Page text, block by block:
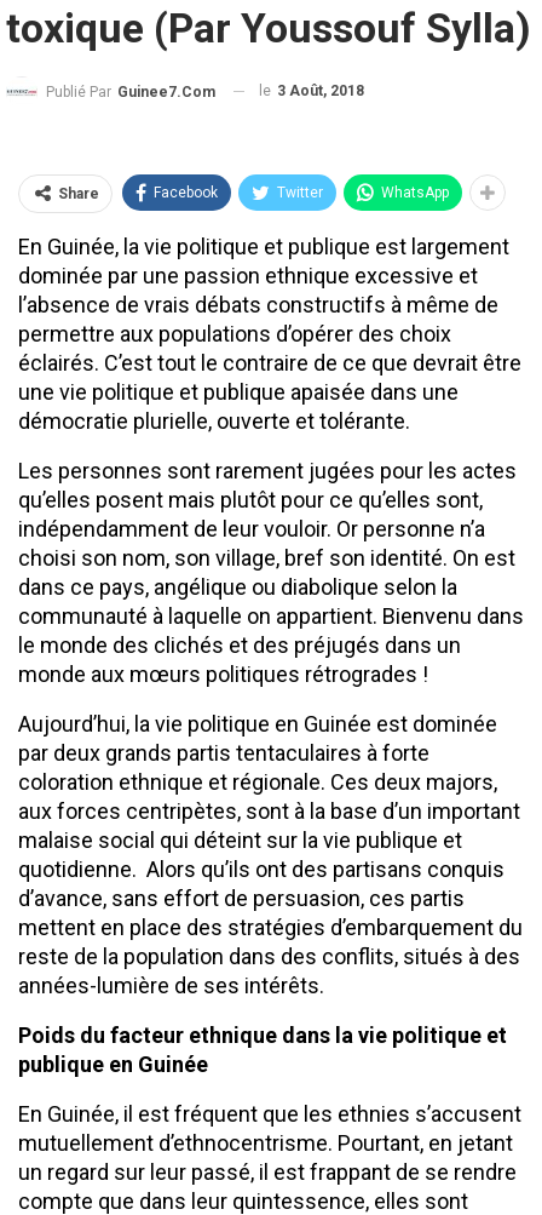
toxique (Par Youssouf Sylla)
Publié Par Guinee7.com le 3 Août, 2018
Share Facebook Twitter WhatsApp
En Guinée, la vie politique et publique est largement
dominée par une passion ethnique excessive et
l’absence de vrais débats constructifs à même de
permettre aux populations d’opérer des choix
éclairés. C’est tout le contraire de ce que devrait être
une vie politique et publique apaisée dans une
démocratie plurielle, ouverte et tolérante.
Les personnes sont rarement jugées pour les actes
qu’elles posent mais plutôt pour ce qu’elles sont,
indépendamment de leur vouloir. Or personne n’a
choisi son nom, son village, bref son identité. On est
dans ce pays, angélique ou diabolique selon la
communauté à laquelle on appartient. Bienvenu dans
le monde des clichés et des préjugés dans un
monde aux mœurs politiques rétrogrades !
Aujourd’hui, la vie politique en Guinée est dominée
par deux grands partis tentaculaires à forte
coloration ethnique et régionale. Ces deux majors,
aux forces centripètes, sont à la base d’un important
malaise social qui déteint sur la vie publique et
quotidienne. Alors qu’ils ont des partisans conquis
d’avance, sans effort de persuasion, ces partis
mettent en place des stratégies d’embarquement du
reste de la population dans des conflits, situés à des
années-lumière de ses intérêts.
Poids du facteur ethnique dans la vie politique et
publique en Guinée
En Guinée, il est fréquent que les ethnies s’accusent
mutuellement d’ethnocentrisme. Pourtant, en jetant
un regard sur leur passé, il est frappant de se rendre
compte que dans leur quintessence, elles sont